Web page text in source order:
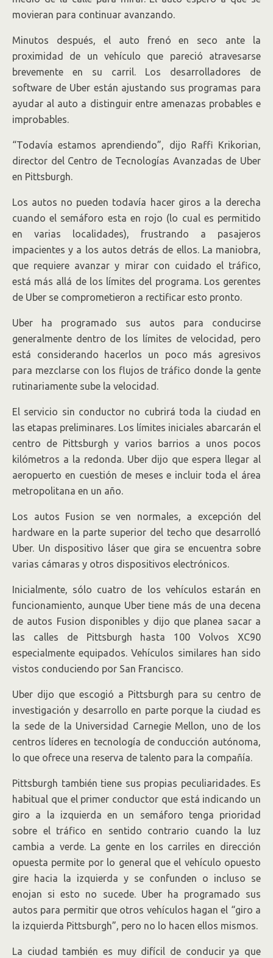
movieran para continuar avanzando.
Minutos después, el auto frenó en seco ante la
proximidad de un vehículo que pareció atravesarse
brevemente en su carril. Los desarrolladores de
software de Uber están ajustando sus programas para
ayudar al auto a distinguir entre amenazas probables e
improbables.
“Todavía estamos aprendiendo”, dijo Raffi Krikorian,
director del Centro de Tecnologías Avanzadas de Uber
en Pittsburgh.
Los autos no pueden todavía hacer giros a la derecha
cuando el semáforo esta en rojo (lo cual es permitido
en varias localidades), frustrando a pasajeros
impacientes y a los autos detrás de ellos. La maniobra,
que requiere avanzar y mirar con cuidado el tráfico,
está más allá de los límites del programa. Los gerentes
de Uber se comprometieron a rectificar esto pronto.
Uber ha programado sus autos para conducirse
generalmente dentro de los límites de velocidad, pero
está considerando hacerlos un poco más agresivos
para mezclarse con los flujos de tráfico donde la gente
rutinariamente sube la velocidad.
El servicio sin conductor no cubrirá toda la ciudad en
las etapas preliminares. Los límites iniciales abarcarán el
centro de Pittsburgh y varios barrios a unos pocos
kilómetros a la redonda. Uber dijo que espera llegar al
aeropuerto en cuestión de meses e incluir toda el área
metropolitana en un año.
Los autos Fusion se ven normales, a excepción del
hardware en la parte superior del techo que desarrolló
Uber. Un dispositivo láser que gira se encuentra sobre
varias cámaras y otros dispositivos electrónicos.
Inicialmente, sólo cuatro de los vehículos estarán en
funcionamiento, aunque Uber tiene más de una decena
de autos Fusion disponibles y dijo que planea sacar a
las calles de Pittsburgh hasta 100 Volvos XC90
especialmente equipados. Vehículos similares han sido
vistos conduciendo por San Francisco.
Uber dijo que escogió a Pittsburgh para su centro de
investigación y desarrollo en parte porque la ciudad es
la sede de la Universidad Carnegie Mellon, uno de los
centros líderes en tecnología de conducción autónoma,
lo que ofrece una reserva de talento para la compañía.
Pittsburgh también tiene sus propias peculiaridades. Es
habitual que el primer conductor que está indicando un
giro a la izquierda en un semáforo tenga prioridad
sobre el tráfico en sentido contrario cuando la luz
cambia a verde. La gente en los carriles en dirección
opuesta permite por lo general que el vehículo opuesto
gire hacia la izquierda y se confunden o incluso se
enojan si esto no sucede. Uber ha programado sus
autos para permitir que otros vehículos hagan el “giro a
la izquierda Pittsburgh”, pero no lo hacen ellos mismos.
La ciudad también es muy difícil de conducir ya que